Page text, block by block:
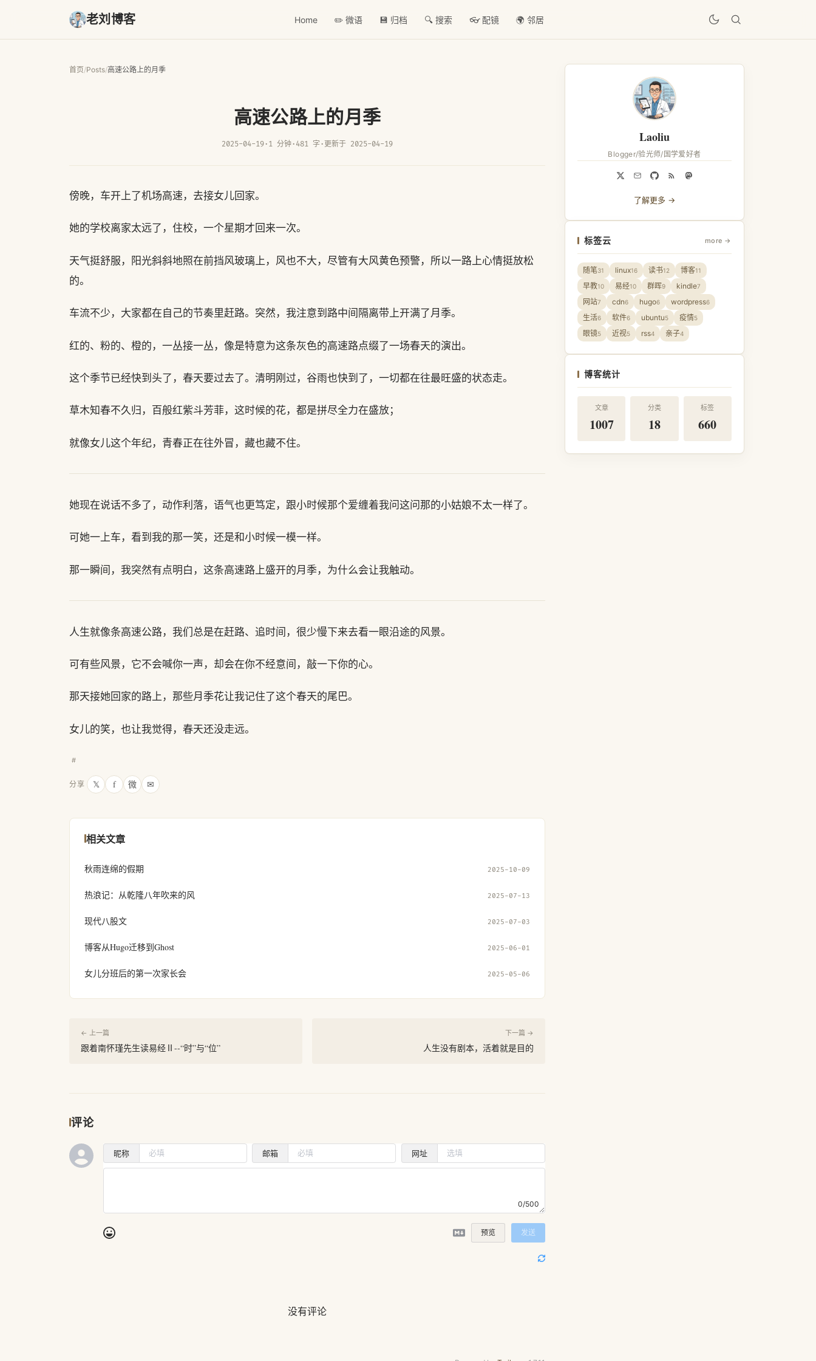
老刘博客 Home ✏️ 微语 💾 归档 🔍 搜索 👓 配镜 🌍 邻居
首页/Posts/高速公路上的月季
高速公路上的月季
2025-04-19· 1 分钟· 481 字 · 更新于 2025-04-19
傍晚，车开上了机场高速，去接女儿回家。
她的学校离家太远了，住校，一个星期才回来一次。
天气挺舒服，阳光斜斜地照在前挡风玻璃上，风也不大，尽管有大风黄色预警，所以一路上心情挺放松
的。
车流不少，大家都在自己的节奏里赶路。突然，我注意到路中间隔离带上开满了月季。
红的、粉的、橙的，一丛接一丛，像是特意为这条灰色的高速路点缀了一场春天的演出。
这个季节已经快到头了，春天要过去了。清明刚过，谷雨也快到了，一切都在往最旺盛的状态走。
草木知春不久归，百般红紫斗芳菲，这时候的花，都是拼尽全力在盛放；
就像女儿这个年纪，青春正在往外冒，藏也藏不住。
她现在说话不多了，动作利落，语气也更笃定，跟小时候那个爱缠着我问这问那的小姑娘不太一样了。
可她一上车，看到我的那一笑，还是和小时候一模一样。
那一瞬间，我突然有点明白，这条高速路上盛开的月季，为什么会让我触动。
人生就像条高速公路，我们总是在赶路、追时间，很少慢下来去看一眼沿途的风景。
可有些风景，它不会喊你一声，却会在你不经意间，敲一下你的心。
那天接她回家的路上，那些月季花让我记住了这个春天的尾巴。
女儿的笑，也让我觉得，春天还没走远。
#
分享 𝕏 f 微 ✉
相关文章
秋雨连绵的假期 2025-10-09
热浪记：从乾隆八年吹来的风 2025-07-13
现代八股文 2025-07-03
博客从Hugo迁移到Ghost 2025-06-01
女儿分班后的第一次家长会 2025-05-06
← 上一篇
跟着南怀瑾先生读易经Ⅱ--“时”与“位”
下一篇 →
人生没有剧本，活着就是目的
评论
昵称 邮箱 网址
0/500
预览 发送
没有评论
Laoliu
Blogger/验光师/国学爱好者
了解更多 →
标签云 more →
随笔31 linux16 读书12 博客11
早教10 易经10 群晖9 kindle7
网站7 cdn6 hugo6 wordpress6
生活6 软件6 ubuntu5 疫情5
眼镜5 近视5 rss4 亲子4
博客统计
文章
1007
分类
18
标签
660